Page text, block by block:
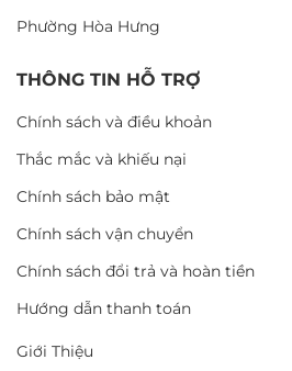
Phường Hòa Hưng
THÔNG TIN HỖ TRỢ
Chính sách và điều khoản
Thắc mắc và khiếu nại
Chính sách bảo mật
Chính sách vận chuyển
Chính sách đổi trả và hoàn tiền
Hướng dẫn thanh toán
Giới Thiệu